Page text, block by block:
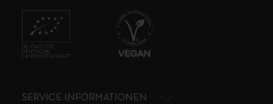
SERVICE INFORMATIONEN